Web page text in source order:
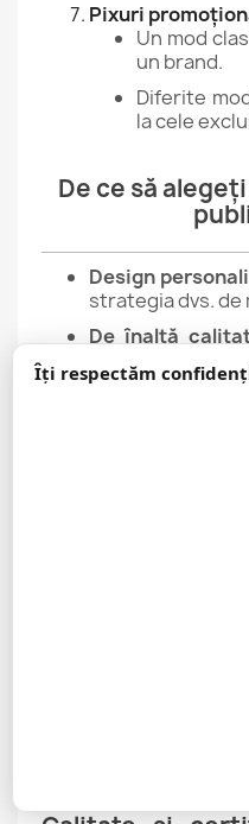
Îți respectăm
Pixuri
Un mod
un brand.
Diferite
la cele
De ce să
Design
strategia dvs. de
De înaltă
manoperă
notorietății
la livrarea la
Pufuri pentru